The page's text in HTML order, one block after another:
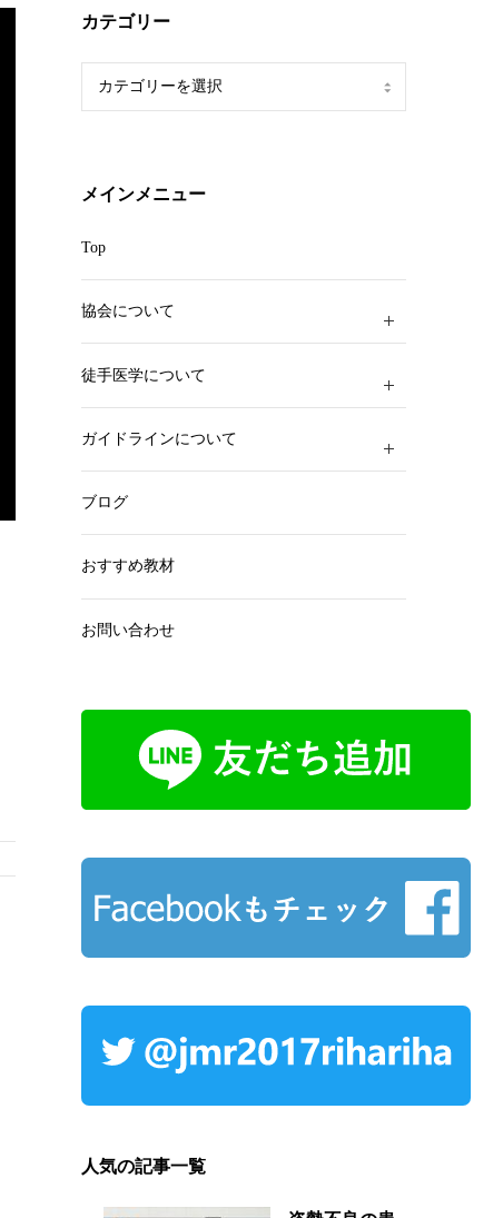
カテゴリー
メインメニュー
Top
協会について
徒手医学について
ガイドラインについて
ブログ
おすすめ教材
お問い合わせ
人気の記事一覧